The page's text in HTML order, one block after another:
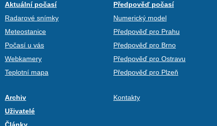
Aktuální počasí
Radarové snímky
Meteostanice
Počasí u vás
Webkamery
Teplotní mapa
Předpověď počasí
Numerický model
Předpověď pro Prahu
Předpověď pro Brno
Předpověď pro Ostravu
Předpověď pro Plzeň
Archiv
Uživatelé
Kontakty